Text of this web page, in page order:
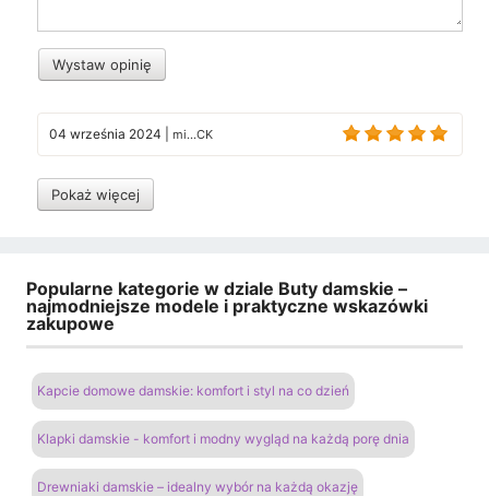
Wystaw opinię
04 września 2024 mi...CK
Pokaż więcej
Popularne kategorie w dziale Buty damskie –
najmodniejsze modele i praktyczne wskazówki
zakupowe
Kapcie domowe damskie: komfort i styl na co dzień
Klapki damskie - komfort i modny wygląd na każdą porę dnia
Drewniaki damskie – idealny wybór na każdą okazję